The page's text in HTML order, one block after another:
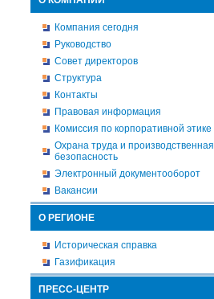
Компания сегодня
Руководство
Совет директоров
Структура
Контакты
Правовая информация
Комиссия по корпоративной этике
Охрана труда и производственная
безопасность
Электронный документооборот
Вакансии
О РЕГИОНЕ
Историческая справка
Газификация
ПРЕСС-ЦЕНТР